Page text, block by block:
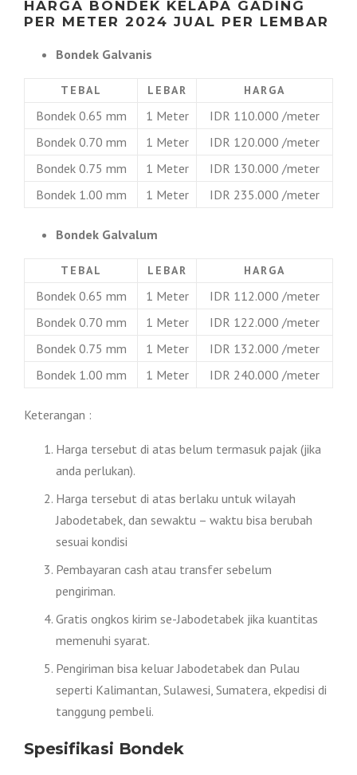
HARGA BONDEK KELAPA GADING
PER METER 2024 JUAL PER LEMBAR
Bondek Galvanis
TEBAL LEBAR HARGA
Bondek 0.65 mm 1 Meter
IDR 110.000 /meter
Bondek 0.70 mm
1 Meter
IDR 120.000 /meter
Bondek 0.75 mm
1 Meter
IDR 130.000 /meter
Bondek 1.00 mm
1 Meter IDR 235.000 /meter
Bondek Galvalum
TEBAL LEBAR HARGA
Bondek 0.65 mm 1 Meter
IDR 112.000 /meter
Bondek 0.70 mm
1 Meter
IDR 122.000 /meter
Bondek 0.75 mm
1 Meter
IDR 132.000 /meter
Bondek 1.00 mm
1 Meter IDR 240.000 /meter
Keterangan :
Harga tersebut di atas belum termasuk pajak (jika
anda perlukan).
Harga tersebut di atas berlaku untuk wilayah
Jabodetabek, dan sewaktu – waktu bisa berubah
sesuai kondisi
Pembayaran cash atau transfer sebelum
pengiriman.
Gratis ongkos kirim se-Jabodetabek jika kuantitas
memenuhi syarat.
Pengiriman bisa keluar Jabodetabek dan Pulau
seperti Kalimantan, Sulawesi, Sumatera, ekpedisi di
tanggung pembeli.
Spesifikasi Bondek